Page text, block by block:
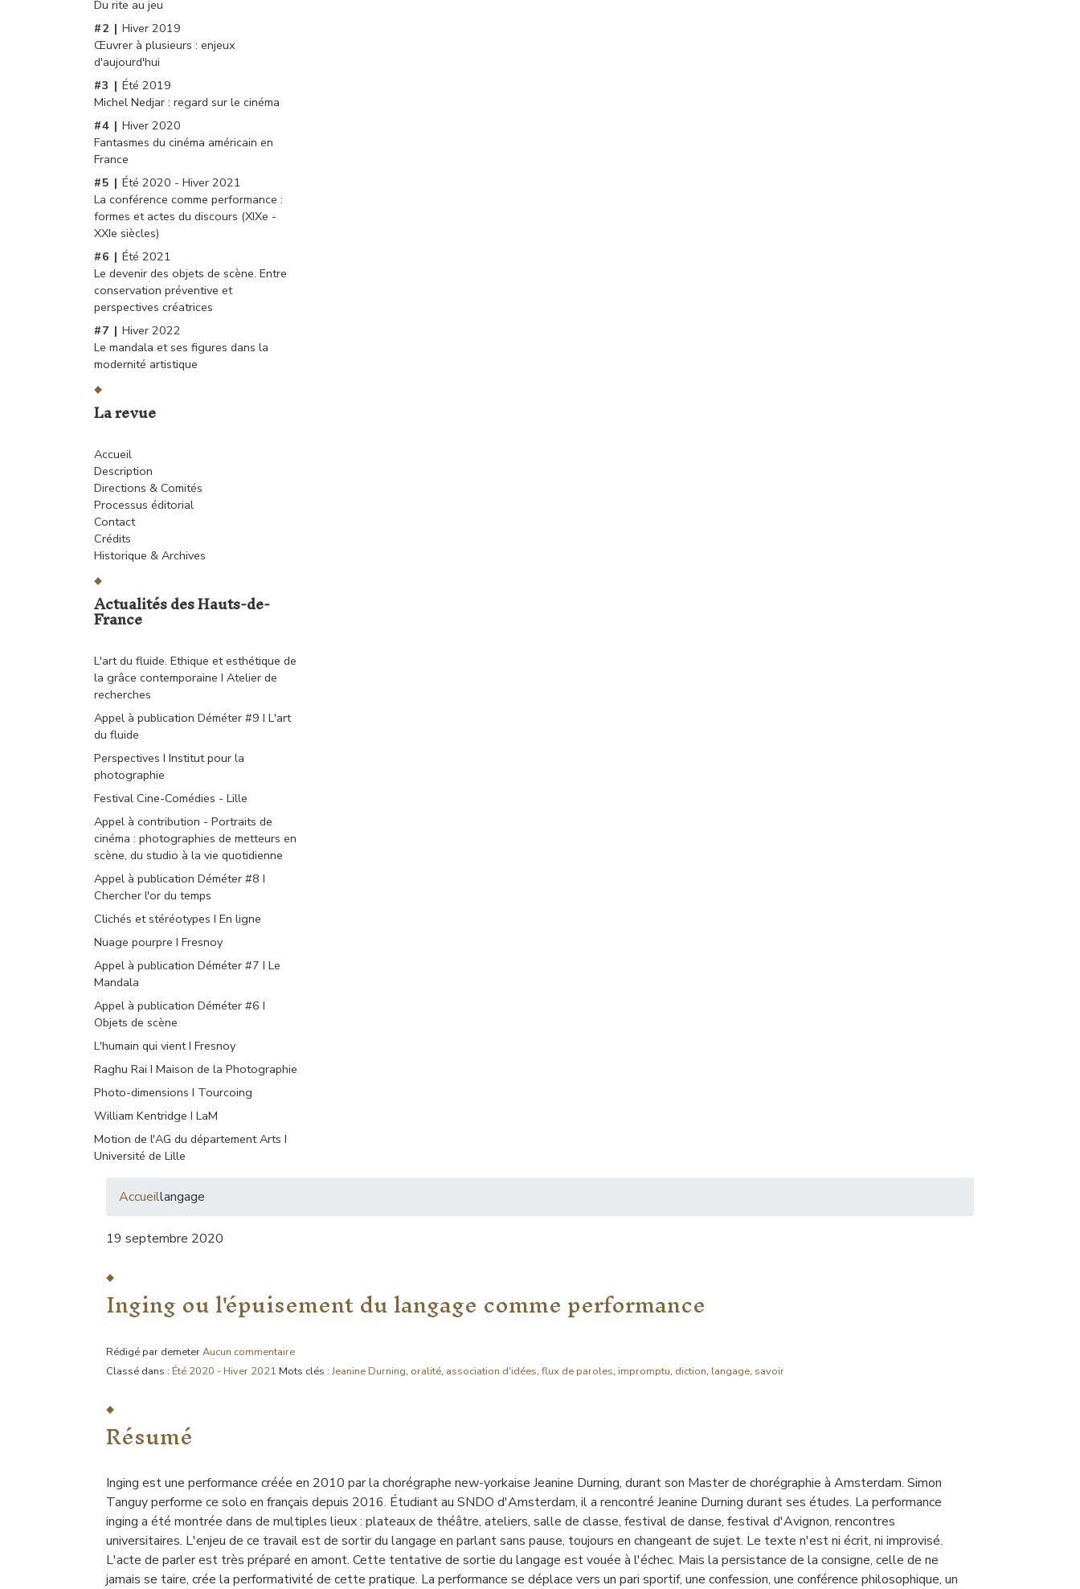
Du rite au jeu
Hiver 2019
Œuvrer à plusieurs : enjeux
d'aujourd'hui
Été 2019
Michel Nedjar : regard sur le cinéma
Hiver 2020
Fantasmes du cinéma américain en
France
Été 2020 - Hiver 2021
La conférence comme performance :
formes et actes du discours (XIXe -
XXIe siècles)
Été 2021
Le devenir des objets de scène. Entre
conservation préventive et
perspectives créatrices
Hiver 2022
Le mandala et ses figures dans la
modernité artistique
La revue
Accueil
Description
Directions & Comités
Processus éditorial
Contact
Crédits
Historique & Archives
Actualités des Hauts-de-
France
L'art du fluide. Ethique et esthétique de
la grâce contemporaine I Atelier de
recherches
Appel à publication Déméter #9 I L'art
du fluide
Perspectives I Institut pour la
photographie
Festival Cine-Comédies - Lille
Appel à contribution - Portraits de
cinéma : photographies de metteurs en
scène, du studio à la vie quotidienne
Appel à publication Déméter #8 I
Chercher l'or du temps
Clichés et stéréotypes I En ligne
Nuage pourpre I Fresnoy
Appel à publication Déméter #7 I Le
Mandala
Appel à publication Déméter #6 I
Objets de scène
L'humain qui vient I Fresnoy
Raghu Rai I Maison de la Photographie
Photo-dimensions I Tourcoing
William Kentridge I LaM
Motion de l'AG du département Arts I
Université de Lille
Accueillangage
19 septembre 2020
Inging ou l'épuisement du langage comme performance
Rédigé par demeterAucun commentaire
Classé dans : Été 2020 - Hiver 2021 Mots clés :Jeanine Durning, oralité, association d'idées, flux de paroles, impromptu, diction, langage, savoir
Résumé
Inging est une performance créée en 2010 par la chorégraphe new-yorkaise Jeanine Durning, durant son Master de chorégraphie à Amsterdam. Simon
Tanguy performe ce solo en français depuis 2016. Étudiant au SNDO d'Amsterdam, il a rencontré Jeanine Durning durant ses études. La performance
inging a été montrée dans de multiples lieux : plateaux de théâtre, ateliers, salle de classe, festival de danse, festival d'Avignon, rencontres
universitaires. L'enjeu de ce travail est de sortir du langage en parlant sans pause, toujours en changeant de sujet. Le texte n'est ni écrit, ni improvisé.
L'acte de parler est très préparé en amont. Cette tentative de sortie du langage est vouée à l'échec. Mais la persistance de la consigne, celle de ne
jamais se taire, crée la performativité de cette pratique. La performance se déplace vers un pari sportif, une confession, une conférence philosophique, un